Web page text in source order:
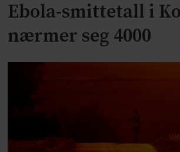
Ebola-smittetall i
nærmer seg 4000